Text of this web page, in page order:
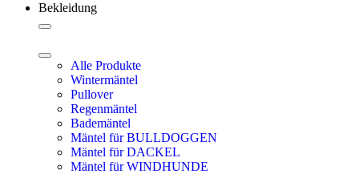
Bekleidung
Alle Produkte
Wintermäntel
Pullover
Regenmäntel
Bademäntel
Mäntel für BULLDOGGEN
Mäntel für DACKEL
Mäntel für WINDHUNDE